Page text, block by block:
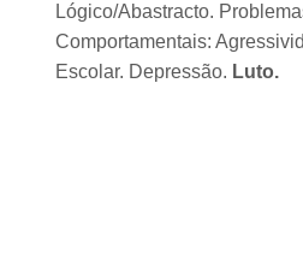
Lógico/Abastracto.
Comportamentais:
Escolar. Depressão. Luto.